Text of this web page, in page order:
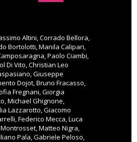
Altini, Corrado Bellora,
Bortolotti, Manila Calipari,
Paolo Ciambi,
Di Vito, Christian Leo
Giuseppe
Dojot, Bruno Fracasso,
Fregnani, Giorgia
Michael Ghignone,
Lazzarotto, Giacomo
Federico Mecca, Luca
Matteo Nigra,
Pala, Gabriele Peloso,